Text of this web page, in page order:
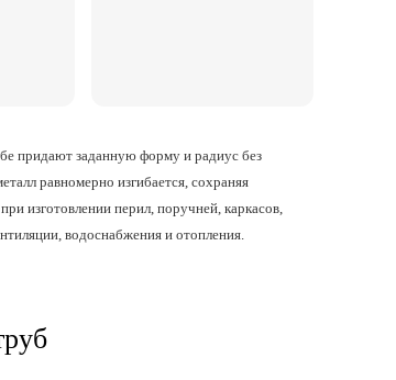
придают заданную форму и радиус без
равномерно изгибается, сохраняя
изготовлении перил, поручней, каркасов,
водоснабжения и отопления.